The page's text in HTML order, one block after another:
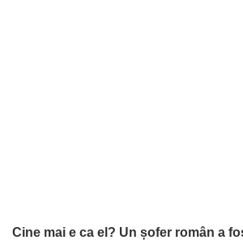
Cine mai e ca el? Un șofer român a